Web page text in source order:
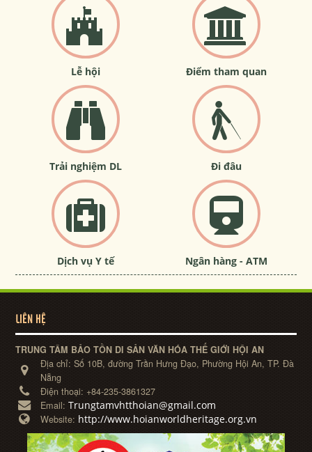
Lễ hội Điểm tham quan
Trải nghiệm DL Đi đâu
Dịch vụ Y tế Ngân hàng - ATM
LIÊN HỆ
TRUNG TÂM BẢO TỒN DI SẢN VĂN HÓA THẾ GIỚI HỘI AN
Địa chỉ:Số 10B, đường Trần Hưng Đạo, Phường Hội An, TP. Đà
Nẵng
Điện thoại: +84-235-3861327
Email:Trungtamvhtthoian@gmail.com
Website: http://www.hoianworldheritage.org.vn